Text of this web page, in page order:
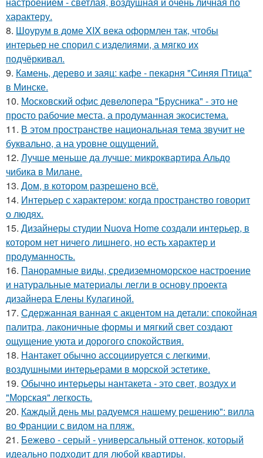
характеру.
8. Шоурум в доме XIX века оформлен так, чтобы
интерьер не спорил с изделиями, а мягко их
подчёркивал.
9. Камень, дерево и заяц: кафе - пекарня "Синяя Птица"
в Минске.
10. Московский офис девелопера "Брусника" - это не
просто рабочие места, а продуманная экосистема.
11. В этом пространстве национальная тема звучит не
буквально, а на уровне ощущений.
12. Лучше меньше да лучше: микроквартира Альдо
чибика в Милане.
13. Дом, в котором разрешено всё.
14. Интерьер с характером: когда пространство говорит
о людях.
15. Дизайнеры студии Nuova Home создали интерьер, в
котором нет ничего лишнего, но есть характер и
продуманность.
16. Панорамные виды, средиземноморское настроение
и натуральные материалы легли в основу проекта
дизайнера Елены Кулагиной.
17. Сдержанная ванная с акцентом на детали: спокойная
палитра, лаконичные формы и мягкий свет создают
ощущение уюта и дорогого спокойствия.
18. Нантакет обычно ассоциируется с легкими,
воздушными интерьерами в морской эстетике.
19. Обычно интерьеры нантакета - это свет, воздух и
"Морская" легкость.
20. Каждый день мы радуемся нашему решению": вилла
во Франции с видом на пляж.
21. Бежево - серый - универсальный оттенок, который
идеально подходит для любой квартиры.